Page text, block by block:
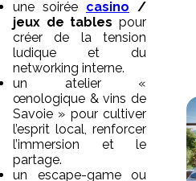
une soirée casino /
jeux de tables pour
créer de la tension
ludique et du
networking interne.
un atelier «
œnologique & vins de
Savoie » pour cultiver
l’esprit local, renforcer
l’immersion et le
partage.
un escape-game ou